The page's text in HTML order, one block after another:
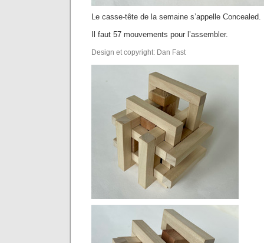
Le casse-tête de la semaine s’appelle Concealed.
Il faut 57 mouvements pour l’assembler.
Design et copyright: Dan Fast